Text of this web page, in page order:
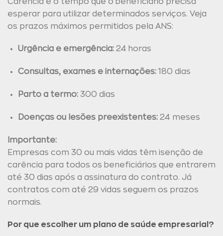
esperar para utilizar determinados serviços. Veja
os prazos máximos permitidos pela ANS:
Urgência e emergência:24 horas
Consultas, exames e internações:180 dias
Parto a termo:300 dias
Doenças ou lesões preexistentes:24 meses
Importante:
Empresas com 30 ou mais vidas têm isenção de
carência para todos os beneficiários que entrarem
até 30 dias após a assinatura do contrato. Já
contratos com até 29 vidas seguem os prazos
normais.
Por que escolher um plano de saúde empresarial?